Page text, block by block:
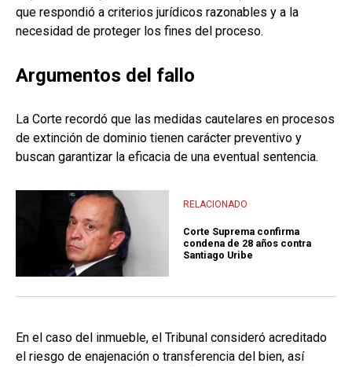
que respondió a criterios jurídicos razonables y a la
necesidad de proteger los fines del proceso.
Argumentos del fallo
La Corte recordó que las medidas cautelares en procesos
de extinción de dominio tienen carácter preventivo y
buscan garantizar la eficacia de una eventual sentencia.
RELACIONADO
Corte Suprema confirma
condena de 28 años contra
Santiago Uribe
En el caso del inmueble, el Tribunal consideró acreditado
el riesgo de enajenación o transferencia del bien, así